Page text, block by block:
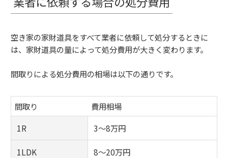
空き家の家財道具をすべて業者に依頼して処分するときに
は、家財道具の量によって処分費用が大きく変わります。
間取りによる処分費用の相場は以下の通りです。
間取り
費用相場
1R
3～8万円
1LDK 8～20万円